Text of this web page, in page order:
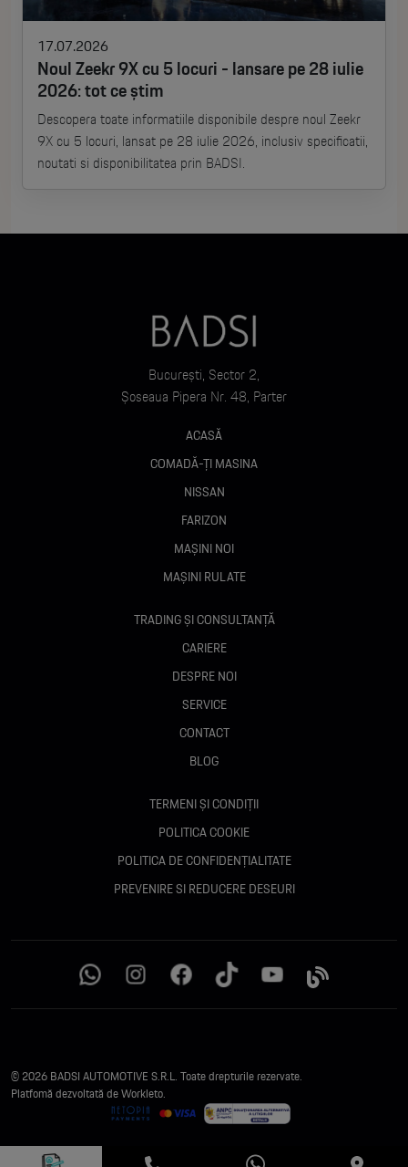
17.07.2026
Noul Zeekr 9X cu 5 locuri - lansare pe 28 iulie
2026: tot ce știm
Descopera toate informatiile disponibile despre noul Zeekr
9X cu 5 locuri, lansat pe 28 iulie 2026, inclusiv specificatii,
noutati si disponibilitatea prin BADSI.
București, Sector 2,
Șoseaua Pipera Nr. 48, Parter
ACASĂ
COMADĂ-ȚI MASINA
NISSAN
FARIZON
MAȘINI NOI
MAȘINI RULATE
TRADING ȘI CONSULTANȚĂ
CARIERE
DESPRE NOI
SERVICE
CONTACT
BLOG
TERMENI ȘI CONDIȚII
POLITICA COOKIE
POLITICA DE CONFIDENȚIALITATE
PREVENIRE SI REDUCERE DESEURI
© 2026 BADSI AUTOMOTIVE S.R.L. Toate drepturile rezervate.
Platfomă dezvoltată de Workleto.